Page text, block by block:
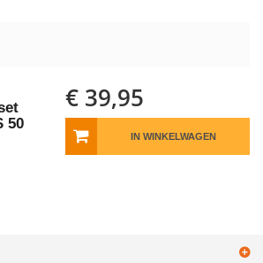
50
€ 39,95
IN WINKELWAGEN